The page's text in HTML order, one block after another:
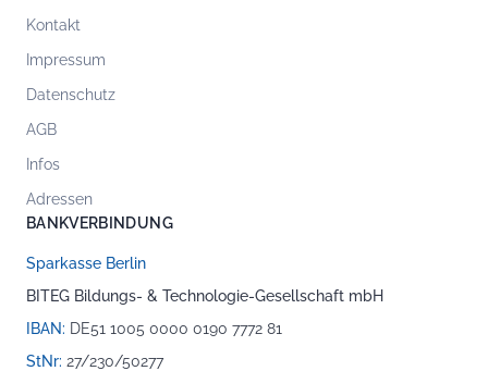
Kontakt
Impressum
Datenschutz
AGB
Infos
Adressen
BANKVERBINDUNG
Sparkasse Berlin
BITEG Bildungs- & Technologie-Gesellschaft mbH
IBAN: DE51 1005 0000 0190 7772 81
StNr: 27/230/50277